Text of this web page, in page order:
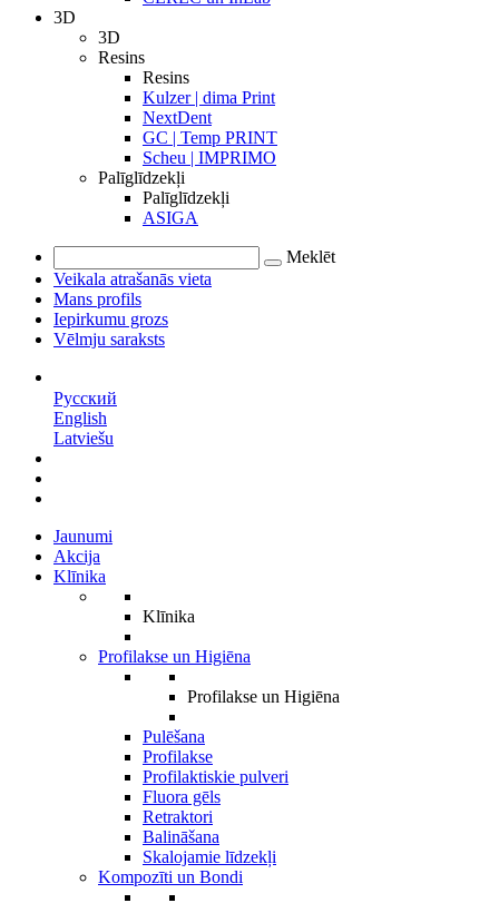
3D
3D
Resins
Resins
Kulzer | dima Print
NextDent
GC | Temp PRINT
Scheu | IMPRIMO
Palīglīdzekļi
Palīglīdzekļi
ASIGA
Meklēt
Veikala atrašanās vieta
Mans profils
Iepirkumu grozs
Vēlmju saraksts
Русский
English
Latviešu
Jaunumi
Akcija
Klīnika
Klīnika
Profilakse un Higiēna
Profilakse un Higiēna
Pulēšana
Profilakse
Profilaktiskie pulveri
Fluora gēls
Retraktori
Balināšana
Skalojamie līdzekļi
Kompozīti un Bondi